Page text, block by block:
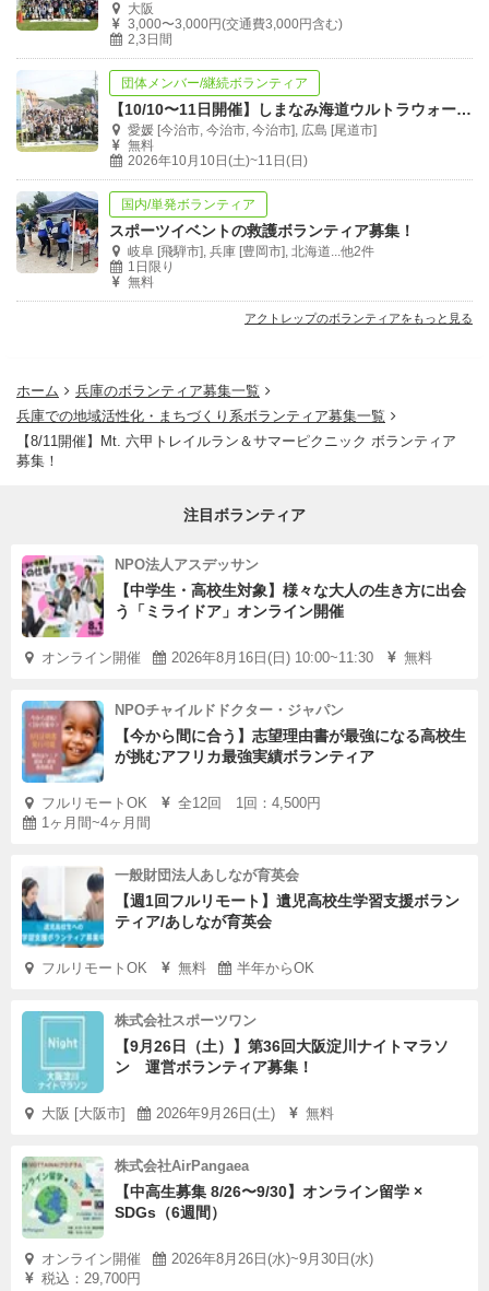
大阪
3,000〜3,000円(交通費3,000円含む)
2,3日間
団体メンバー/継続ボランティア
【10/10〜11日開催】しまなみ海道ウルトラウォーキング大会ボランティア募集！
愛媛 [今治市, 今治市, 今治市], 広島 [尾道市]
無料
2026年10月10日(土)~11日(日)
国内/単発ボランティア
スポーツイベントの救護ボランティア募集！
岐阜 [飛騨市], 兵庫 [豊岡市], 北海道...他2件
1日限り
無料
アクトレップのボランティアをもっと見る
ホーム
兵庫のボランティア募集一覧
兵庫での地域活性化・まちづくり系ボランティア募集一覧
【8/11開催】Mt. 六甲トレイルラン＆サマーピクニック ボランティア
募集！
注目ボランティア
NPO法人アスデッサン
【中学生・高校生対象】様々な大人の生き方に出会
う「ミライドア」オンライン開催
オンライン開催 2026年8月16日(日) 10:00~11:30 無料
NPOチャイルドドクター・ジャパン
【今から間に合う】志望理由書が最強になる高校生
が挑むアフリカ最強実績ボランティア
フルリモートOK
全12回 1回：4,500円
1ヶ月間~4ヶ月間
一般財団法人あしなが育英会
【週1回フルリモート】遺児高校生学習支援ボラン
ティア/あしなが育英会
フルリモートOK 無料 半年からOK
株式会社スポーツワン
【9月26日（土）】第36回大阪淀川ナイトマラソ
ン 運営ボランティア募集！
大阪 [大阪市] 2026年9月26日(土) 無料
株式会社AirPangaea
【中高生募集 8/26〜9/30】オンライン留学 ×
SDGs（6週間）
オンライン開催
2026年8月26日(水)~9月30日(水)
税込：29,700円